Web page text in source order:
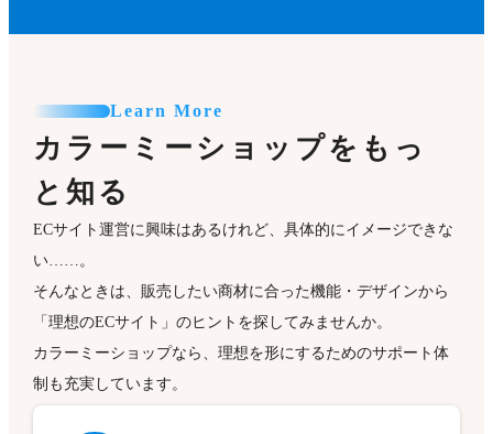
Learn More
カラーミーショップをもっ
と知る
ECサイト運営に興味はあるけれど、具体的にイメージできな
い……。
そんなときは、販売したい商材に合った機能・デザインから
「理想のECサイト」のヒントを探してみませんか。
カラーミーショップなら、理想を形にするためのサポート体
制も充実しています。